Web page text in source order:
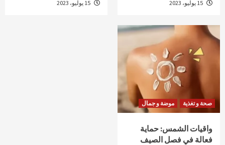
صحة و تغذية موضة و جمال
واقيات الشمس: حماية
فعالة في فصل الصيف